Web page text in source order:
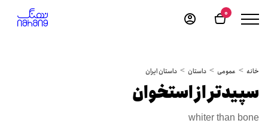
0
خانه عمومی داستان داستان ایران
سپیدتر از استخوان
whiter than bone